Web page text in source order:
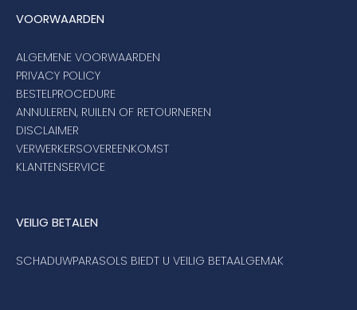
VOORWAARDEN
ALGEMENE VOORWAARDEN
PRIVACY POLICY
BESTELPROCEDURE
ANNULEREN, RUILEN OF RETOURNEREN
DISCLAIMER
VERWERKERSOVEREENKOMST
KLANTENSERVICE
VEILIG BETALEN
SCHADUWPARASOLS BIEDT U VEILIG BETAALGEMAK